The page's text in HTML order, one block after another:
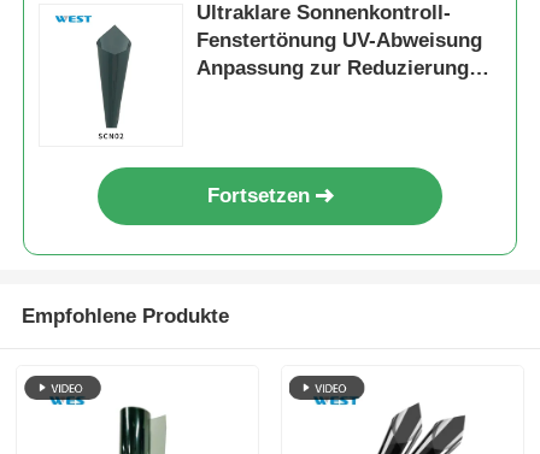
Ultraklare Sonnenkontroll-
Fenstertönung UV-Abweisung
Anpassung zur Reduzierung
Fortsetzen
Empfohlene Produkte